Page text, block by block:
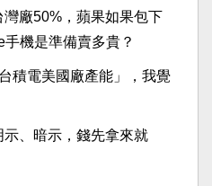
廠50%，蘋果如果包下
機是準備賣多貴？
積電美國廠產能」，我覺
、暗示，錢先拿來就